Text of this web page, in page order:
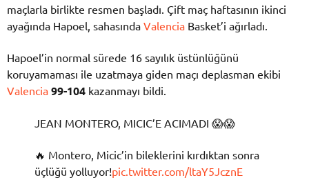
maçlarla birlikte resmen başladı. Çift maç haftasının ikinci
ayağında Hapoel, sahasında Valencia Basket’i ağırladı.
Hapoel’in normal sürede 16 sayılık üstünlüğünü
koruyamaması ile uzatmaya giden maçı deplasman ekibi
Valencia 99-104 kazanmayı bildi.
JEAN MONTERO, MICIC’E ACIMADI 😱😱
🔥 Montero, Micic’in bileklerini kırdıktan sonra
üçlüğü yolluyor!pic.twitter.com/ltaY5JcznE